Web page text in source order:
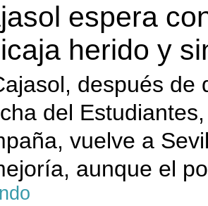
espera
herido y
después de
del
vuelve a
aunque el